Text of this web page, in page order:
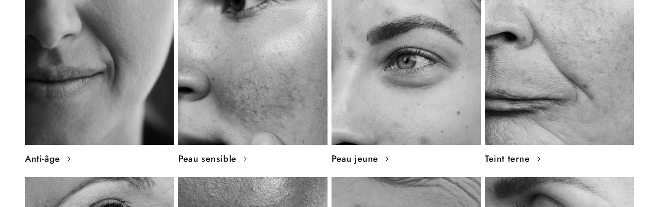
Anti-âge Peau sensible Peau jeune Teint terne